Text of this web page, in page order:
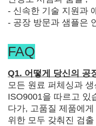
- 신속한 기술 지원과
- 공장 방문과 샘플은
FAQ
Q1. 어떻게 당신의 공
모든 원료 퍼체싱과
ISO9001을 따르고 있
다가, 고품질 제품에
위한 모두 갖춰진 검